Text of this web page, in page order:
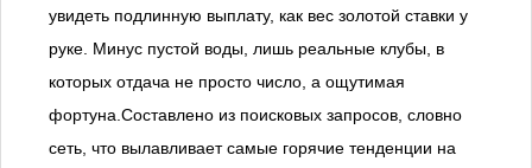
увидеть подлинную выплату, как вес золотой ставки у
руке. Минус пустой воды, лишь реальные клубы, в
которых отдача не просто число, а ощутимая
фортуна.Составлено из поисковых запросов, словно
сеть, что вылавливает самые горячие тенденции на